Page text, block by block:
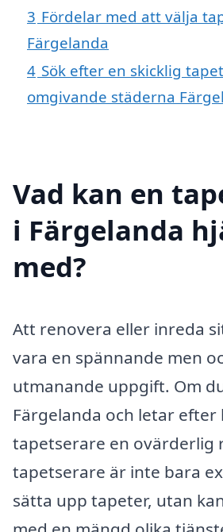
3 Fördelar med att välja
Färgelanda
4 Sök efter en skicklig
omgivande städerna
Vad kan en
i Färgelanda
med?
Att renovera eller inreda
vara en spännande men
utmanande uppgift. Om
Färgelanda och letar efter
tapetserare en ovärderlig
tapetserare är inte bara
sätta upp tapeter, utan